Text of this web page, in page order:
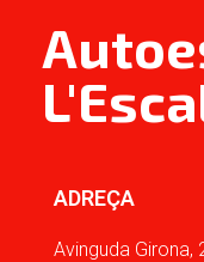
ADREÇA
Avinguda Girona,